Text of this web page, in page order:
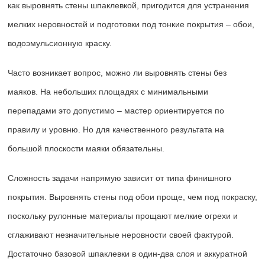
как выровнять стены шпаклевкой, пригодится для устранения
мелких неровностей и подготовки под тонкие покрытия – обои,
водоэмульсионную краску.
Часто возникает вопрос, можно ли выровнять стены без
маяков. На небольших площадях с минимальными
перепадами это допустимо – мастер ориентируется по
правилу и уровню. Но для качественного результата на
большой плоскости маяки обязательны.
Сложность задачи напрямую зависит от типа финишного
покрытия. Выровнять стены под обои проще, чем под покраску,
поскольку рулонные материалы прощают мелкие огрехи и
сглаживают незначительные неровности своей фактурой.
Достаточно базовой шпаклевки в один-два слоя и аккуратной